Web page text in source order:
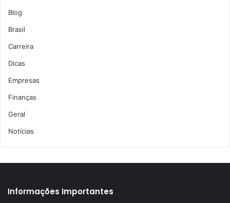
Blog
Brasil
Carreira
Dicas
Empresas
Finanças
Geral
Notícias
Informações Importantes